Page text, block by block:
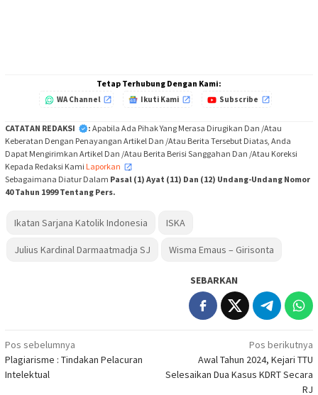
Tetap Terhubung Dengan Kami:
WA Channel Ikuti Kami Subscribe
CATATAN REDAKSI : Apabila Ada Pihak Yang Merasa Dirugikan Dan /Atau
Keberatan Dengan Penayangan Artikel Dan /Atau Berita Tersebut Diatas, Anda
Dapat Mengirimkan Artikel Dan /Atau Berita Berisi Sanggahan Dan /Atau Koreksi
Kepada Redaksi Kami Laporkan
,
Sebagaimana Diatur Dalam Pasal (1) Ayat (11) Dan (12) Undang-Undang Nomor
40 Tahun 1999 Tentang Pers.
Ikatan Sarjana Katolik Indonesia ISKA
Julius Kardinal Darmaatmadja SJ Wisma Emaus – Girisonta
SEBARKAN
Navigasi
pos
Pos sebelumnya
Plagiarisme : Tindakan Pelacuran
Intelektual
Pos berikutnya
Awal Tahun 2024, Kejari TTU
Selesaikan Dua Kasus KDRT Secara
RJ